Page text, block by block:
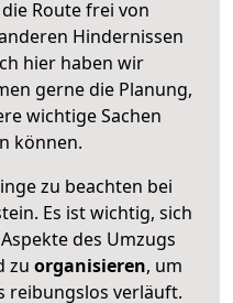
Route frei von
Hindernissen
hier haben wir
gerne die Planung,
wichtige Sachen
können.
zu beachten bei
Es ist wichtig, sich
des Umzugs
zu organisieren, um
reibungslos verläuft.